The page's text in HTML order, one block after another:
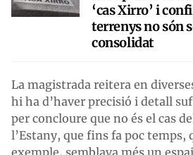
‘cas Xirro’ i
terrenys no són
consolidat
La magistrada reitera en
hi ha d’haver precisió i detall
per concloure que no és el cas
l’Estany, que fins fa poc temps,
exemple, semblava més un